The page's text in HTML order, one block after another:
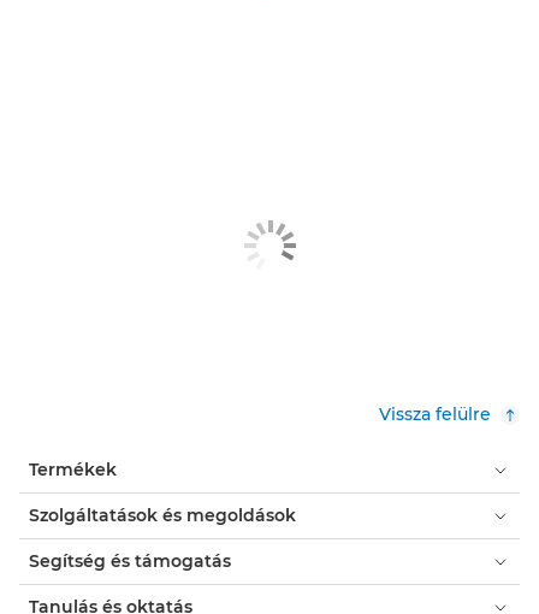
Vissza felülre
Termékek
Szolgáltatások és megoldások
Segítség és támogatás
Tanulás és oktatás